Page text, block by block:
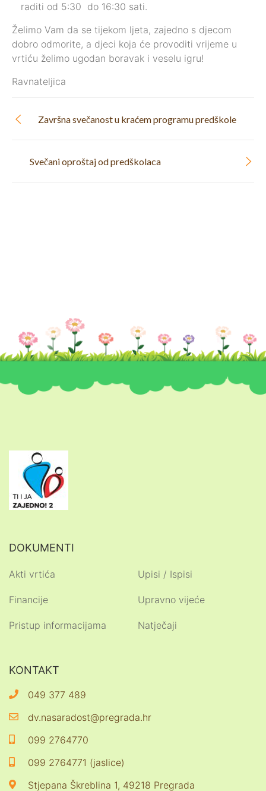
raditi od 5:30 do 16:30 sati.
Želimo Vam da se tijekom ljeta, zajedno s djecom
dobro odmorite, a djeci koja će provoditi vrijeme u
vrtiću želimo ugodan boravak i veselu igru!
Ravnateljica
Svečani oproštaj od predškolaca
Završna svečanost u kraćem programu predškole
DOKUMENTI
Akti vrtića
Financije
Pristup informacijama
Upisi / Ispisi
Upravno vijeće
Natječaji
KONTAKT
049 377 489
dv.nasaradost@pregrada.hr
099 2764770
099 2764771 (jaslice)
Stjepana Škreblina 1, 49218 Pregrada